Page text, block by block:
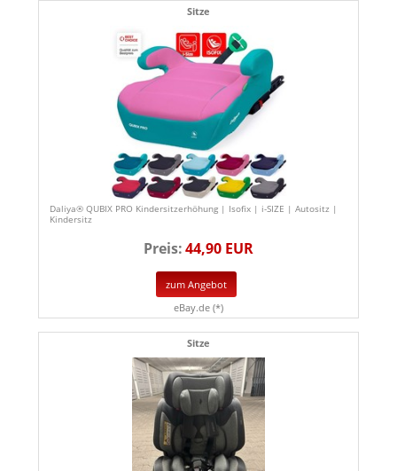
Sitze
Daliya® QUBIX PRO Kindersitzerhöhung | Isofix | i-SIZE | Autositz |
Kindersitz
Preis:44,90 EUR
zum Angebot
eBay.de (*)
Sitze